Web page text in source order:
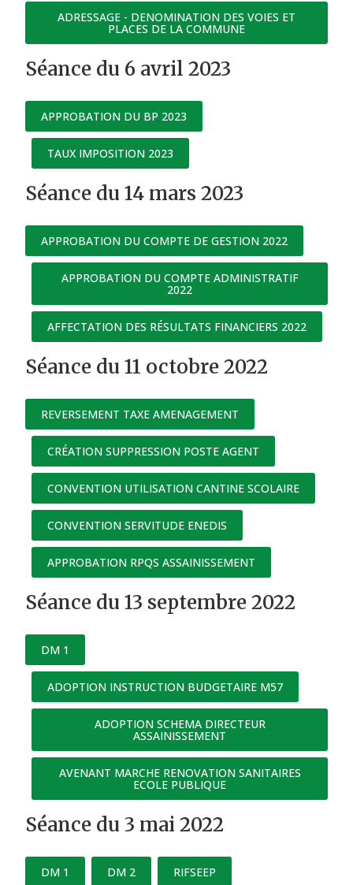
ADRESSAGE - DENOMINATION DES VOIES ET
PLACES DE LA COMMUNE
Séance du 6 avril 2023
APPROBATION DU BP 2023
TAUX IMPOSITION 2023
Séance du 14 mars 2023
APPROBATION DU COMPTE DE GESTION 2022
APPROBATION DU COMPTE ADMINISTRATIF
2022
AFFECTATION DES RÉSULTATS FINANCIERS 2022
Séance du 11 octobre 2022
REVERSEMENT TAXE AMENAGEMENT
CRÉATION SUPPRESSION POSTE AGENT
CONVENTION UTILISATION CANTINE SCOLAIRE
CONVENTION SERVITUDE ENEDIS
APPROBATION RPQS ASSAINISSEMENT
Séance du 13 septembre 2022
DM 1
ADOPTION INSTRUCTION BUDGETAIRE M57
ADOPTION SCHEMA DIRECTEUR
ASSAINISSEMENT
AVENANT MARCHE RENOVATION SANITAIRES
ECOLE PUBLIQUE
Séance du 3 mai 2022
DM 1 DM 2 RIFSEEP